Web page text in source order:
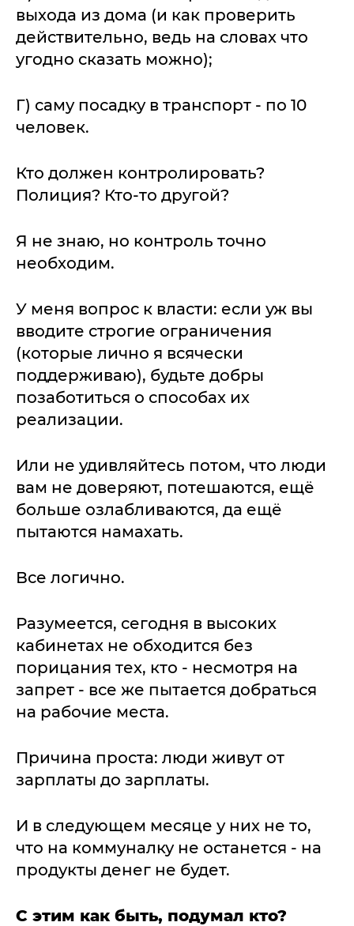
выхода из дома (и как проверить
действительно, ведь на словах что
угодно сказать можно);
Г) саму посадку в транспорт - по 10
человек.
Кто должен контролировать?
Полиция? Кто-то другой?
Я не знаю, но контроль точно
необходим.
У меня вопрос к власти: если уж вы
вводите строгие ограничения
(которые лично я всячески
поддерживаю), будьте добры
позаботиться о способах их
реализации.
Или не удивляйтесь потом, что люди
вам не доверяют, потешаются, ещё
больше озлабливаются, да ещё
пытаются намахать.
Все логично.
Разумеется, сегодня в высоких
кабинетах не обходится без
порицания тех, кто - несмотря на
запрет - все же пытается добраться
на рабочие места.
Причина проста: люди живут от
зарплаты до зарплаты.
И в следующем месяце у них не то,
что на коммуналку не останется - на
продукты денег не будет.
С этим как быть, подумал кто?